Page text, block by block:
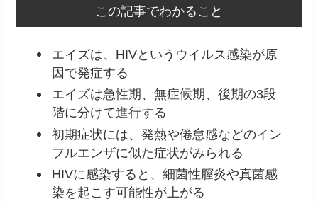
この記事でわかること
エイズは、HIVというウイルス感染が原
因で発症する
エイズは急性期、無症候期、後期の3段
階に分けて進行する
初期症状には、発熱や倦怠感などのイン
フルエンザに似た症状がみられる
HIVに感染すると、細菌性膣炎や真菌感
染を起こす可能性が上がる